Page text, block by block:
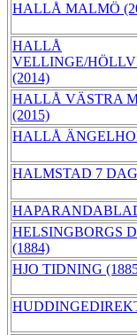
HALLÅ MALMÖ
HALLÅ
VELLINGE/
(2014)
HALLÅ VÄSTRA
(2015)
HALLÅ
HALMSTAD 7
HELSINGBORGS
(1884)
HJO TIDNING